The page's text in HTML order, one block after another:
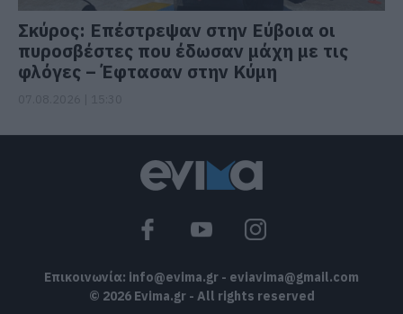
Σκύρος: Επέστρεψαν στην Εύβοια οι
πυροσβέστες που έδωσαν μάχη με τις
φλόγες – Έφτασαν στην Κύμη
Επικοινωνία: info@evima.gr - eviavima@gmail.com
© 2026 Evima.gr - All rights reserved